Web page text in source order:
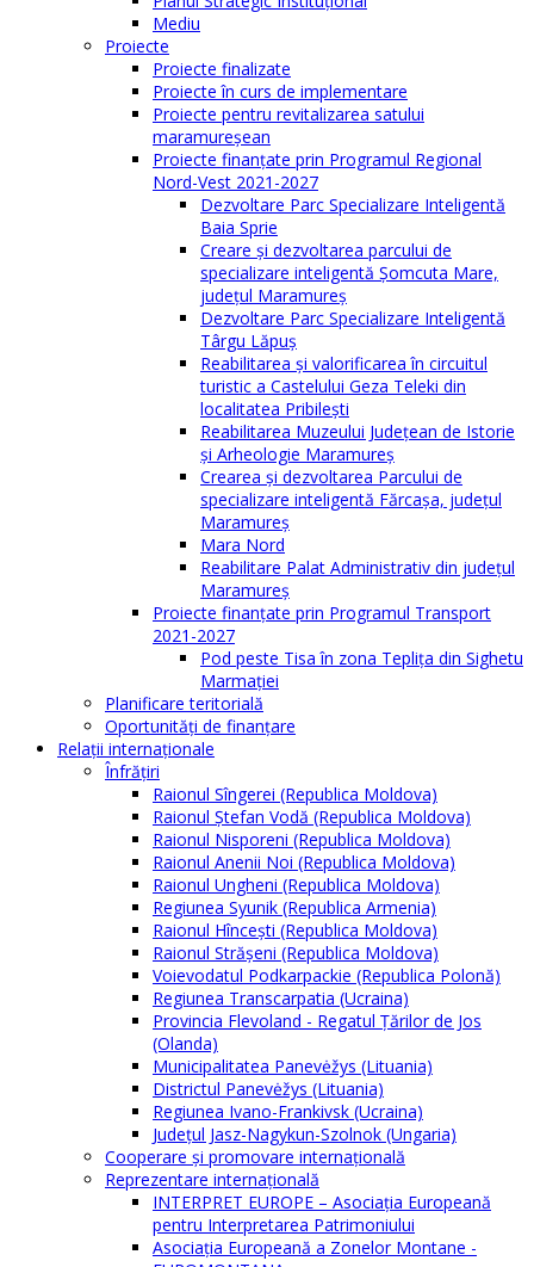
Mediu
Proiecte
Proiecte finalizate
Proiecte în curs de implementare
Proiecte pentru revitalizarea satului
maramureşean
Proiecte finanțate prin Programul Regional
Nord-Vest 2021-2027
Dezvoltare Parc Specializare Inteligentă
Baia Sprie
Creare și dezvoltarea parcului de
specializare inteligentă Șomcuta Mare,
județul Maramureș
Dezvoltare Parc Specializare Inteligentă
Târgu Lăpuș
Reabilitarea și valorificarea în circuitul
turistic a Castelului Geza Teleki din
localitatea Pribilești
Reabilitarea Muzeului Județean de Istorie
și Arheologie Maramureș
Crearea și dezvoltarea Parcului de
specializare inteligentă Fărcașa, județul
Maramureș
Mara Nord
Reabilitare Palat Administrativ din județul
Maramureș
Proiecte finanțate prin Programul Transport
2021-2027
Pod peste Tisa în zona Teplița din Sighetu
Marmației
Planificare teritorială
Oportunităţi de finanţare
Relaţii internaţionale
Înfrăţiri
Raionul Sîngerei (Republica Moldova)
Raionul Ștefan Vodă (Republica Moldova)
Raionul Nisporeni (Republica Moldova)
Raionul Anenii Noi (Republica Moldova)
Raionul Ungheni (Republica Moldova)
Regiunea Syunik (Republica Armenia)
Raionul Hîncești (Republica Moldova)
Raionul Străşeni (Republica Moldova)
Voievodatul Podkarpackie (Republica Polonă)
Regiunea Transcarpatia (Ucraina)
Provincia Flevoland - Regatul Ţărilor de Jos
(Olanda)
Municipalitatea Panevėžys (Lituania)
Districtul Panevėžys (Lituania)
Regiunea Ivano-Frankivsk (Ucraina)
Judeţul Jasz-Nagykun-Szolnok (Ungaria)
Cooperare şi promovare internaţională
Reprezentare internaţională
INTERPRET EUROPE – Asociația Europeană
pentru Interpretarea Patrimoniului
Asociația Europeană a Zonelor Montane -